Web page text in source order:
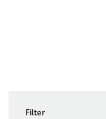
Filter